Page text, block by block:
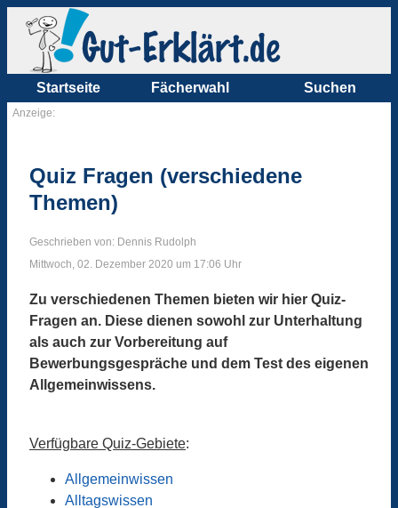
Startseite Fächerwahl Suchen
Anzeige:
Quiz Fragen (verschiedene
Themen)
Geschrieben von: Dennis Rudolph
Mittwoch, 02. Dezember 2020 um 17:06 Uhr
Zu verschiedenen Themen bieten wir hier Quiz-
Fragen an. Diese dienen sowohl zur Unterhaltung
als auch zur Vorbereitung auf
Bewerbungsgespräche und dem Test des eigenen
Allgemeinwissens.
Verfügbare Quiz-Gebiete:
Allgemeinwissen
Alltagswissen